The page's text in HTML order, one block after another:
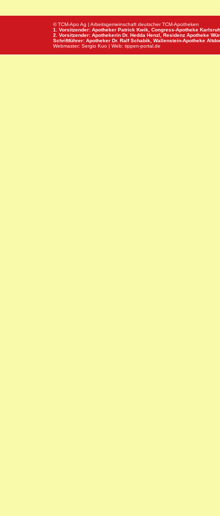
© TCM-Apo Ag | Arbeitsgemeinschaft deutscher TCM-Apotheken
1. Vorsitzender: Apotheker Patrick Kwik, Congress-Apotheke
2. Vorsitzender: Apothekerin Dr. Hedda Henzl, Residenz Apotheke
Schriftführer: Apotheker Dr. Ralf Schabik, Wallenstein-Apotheke
Webmaster: Sergio Kuo | Web: tippen-portal.de